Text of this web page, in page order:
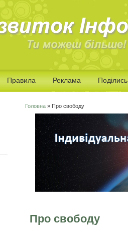
Правила Реклама Поділись
Ви є тут
Головна» Про свободу
Про свободу